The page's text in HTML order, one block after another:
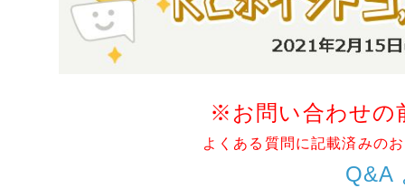
※お問い合わせの
よくある質問に記載済みの
Q&A